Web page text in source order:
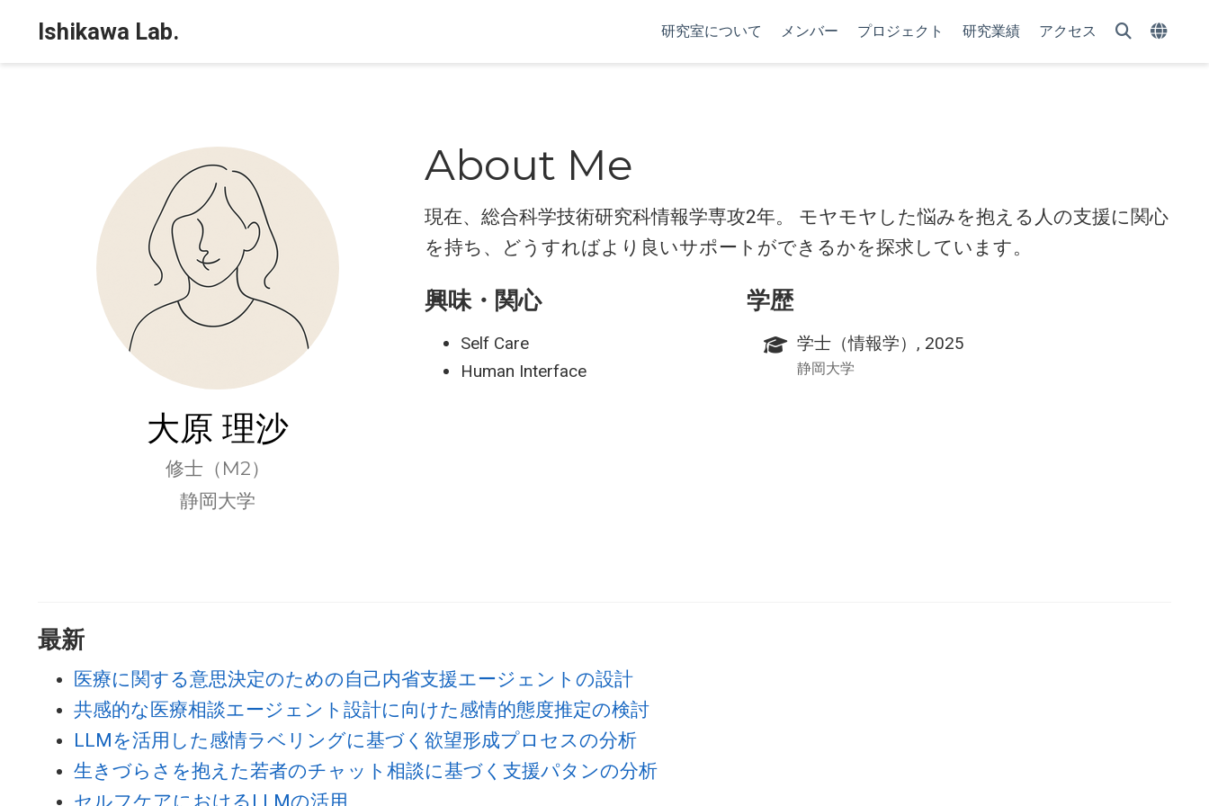
Ishikawa Lab. 研究室について メンバー プロジェクト 研究業績 アクセス
大原 理沙
修士（M2）
静岡大学
About Me
現在、総合科学技術研究科情報学専攻2年。 モヤモヤした悩みを抱える人の支援に関心
を持ち、どうすればより良いサポートができるかを探求しています。
興味・関心
Self Care
Human Interface
学歴
学士（情報学）, 2025
静岡大学
最新
医療に関する意思決定のための自己内省支援エージェントの設計
共感的な医療相談エージェント設計に向けた感情的態度推定の検討
LLMを活用した感情ラベリングに基づく欲望形成プロセスの分析
生きづらさを抱えた若者のチャット相談に基づく支援パタンの分析
セルフケアにおけるLLMの活用